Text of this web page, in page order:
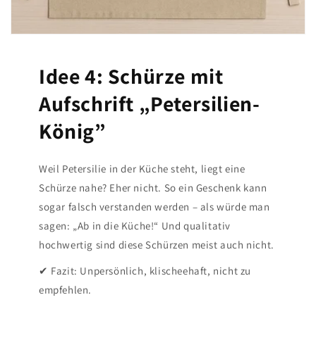
Idee 4: Schürze mit
Aufschrift „Petersilien-
König”
Weil Petersilie in der Küche steht, liegt eine
Schürze nahe? Eher nicht. So ein Geschenk kann
sogar falsch verstanden werden – als würde man
sagen: „Ab in die Küche!“ Und qualitativ
hochwertig sind diese Schürzen meist auch nicht.
✔ Fazit: Unpersönlich, klischeehaft, nicht zu
empfehlen.